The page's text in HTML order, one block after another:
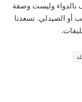
بالدواء وليست وصفة
أو الصيدلي. تسعدنا